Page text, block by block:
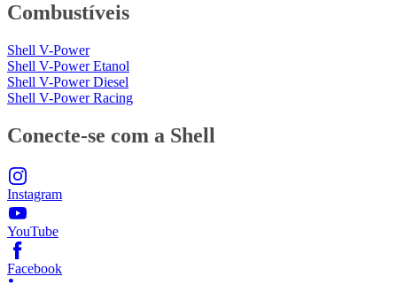
Combustíveis
Shell V-Power
Shell V-Power Etanol
Shell V-Power Diesel
Shell V-Power Racing
Conecte-se com a Shell
Instagram
YouTube
Facebook